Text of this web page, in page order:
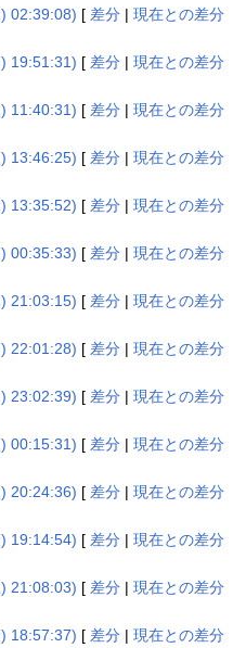
02:39:08) [ 差分 | 現在との差分
19:51:31) [ 差分 | 現在との差分
11:40:31) [ 差分 | 現在との差分
13:46:25) [ 差分 | 現在との差分
13:35:52) [ 差分 | 現在との差分
00:35:33) [ 差分 | 現在との差分
21:03:15) [ 差分 | 現在との差分
22:01:28) [ 差分 | 現在との差分
23:02:39) [ 差分 | 現在との差分
00:15:31) [ 差分 | 現在との差分
20:24:36) [ 差分 | 現在との差分
19:14:54) [ 差分 | 現在との差分
21:08:03) [ 差分 | 現在との差分
18:57:37) [ 差分 | 現在との差分